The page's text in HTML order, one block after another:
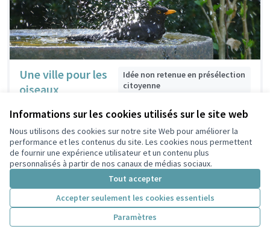
Informations sur les cookies utilisés sur le site web
Nous utilisons des cookies sur notre site Web pour améliorer la
performance et les contenus du site. Les cookies nous permettent
de fournir une expérience utilisateur et un contenu plus
personnalisés à partir de nos canaux de médias sociaux.
Tout accepter
Accepter seulement les cookies essentiels
Paramètres
Une ville pour les
oiseaux
Idée non retenue en présélection
citoyenne